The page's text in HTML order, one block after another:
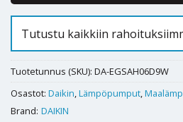
Tutustu kaikkiin
Tuotetunnus (SKU): DA-EGSAH06D9W
Osastot: Daikin,Lämpöpumput,
Brand: DAIKIN